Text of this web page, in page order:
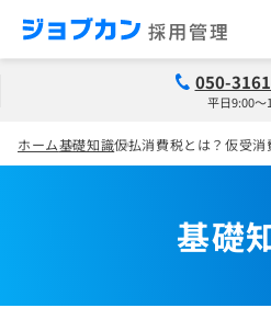
050-
平日9:00～
ホーム基礎知識仮払消費税とは？仮受
基礎